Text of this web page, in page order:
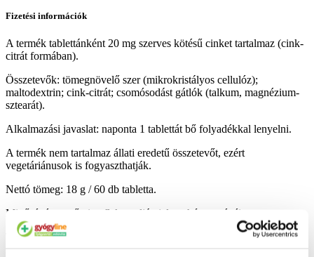
Fizetési információk
A termék tablettánként 20 mg szerves kötésű cinket tartalmaz (cink-
citrát formában).
Összetevők: tömegnövelő szer (mikrokristályos cellulóz);
maltodextrin; cink-citrát; csomósodást gátlók (talkum, magnézium-
sztearát).
Alkalmazási javaslat: naponta 1 tablettát bő folyadékkal lenyelni.
A termék nem tartalmaz állati eredetű összetevőt, ezért
vegetáriánusok is fogyaszthatják.
Nettó tömeg: 18 g / 60 db tabletta.
Minőségét megőrzi: a flakon alján jelzett hónap végéig.
Tárolás: A készítményt tartsa gyermekektől elzárva, száraz, hűvös,